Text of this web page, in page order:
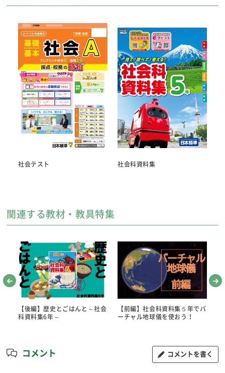
社会テスト 社会科資料集
関連する教材・教具特集
【後編】歴史とごはんと～社会
科資料集6年～
【前編】社会科資料集５年でバ
ーチャル地球儀を使おう！
コメント コメントを書く